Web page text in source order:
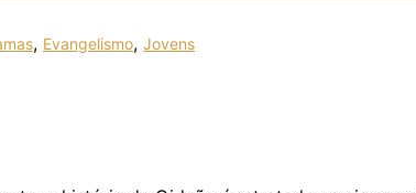
, Evangelismo, Jovens